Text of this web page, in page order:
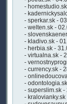
-
-
- sperkar.sk -
- welten.sk -
-
- kladivo.sk -
- herbia.sk -
- virtualna.sk -
-
- currency.sk -
-
-
- superslim.sk -
-